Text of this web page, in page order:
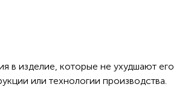
в изделие, которые не ухудшают его
или технологии производства.